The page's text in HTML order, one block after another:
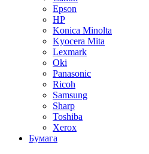
Epson
HP
Konica Minolta
Kyocera Mita
Lexmark
Oki
Panasonic
Ricoh
Samsung
Sharp
Toshiba
Xerox
Бумага